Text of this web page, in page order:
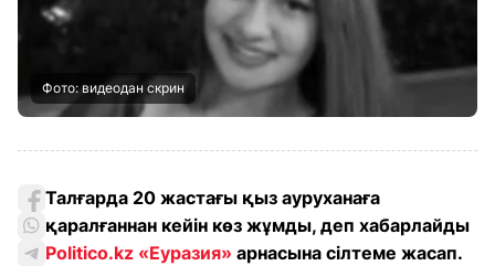
Фото: видеодан скрин
Талғарда 20 жастағы қыз ауруханаға
қаралғаннан кейін көз жұмды, деп хабарлайды
Politico.kz «Еуразия» арнасына сілтеме жасап.